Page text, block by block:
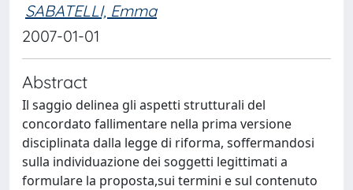
SABATELLI, Emma
2007-01-01
Abstract
Il saggio delinea gli aspetti strutturali del
concordato fallimentare nella prima versione
disciplinata dalla legge di riforma, soffermandosi
sulla individuazione dei soggetti legittimati a
formulare la proposta,sui termini e sul contenuto